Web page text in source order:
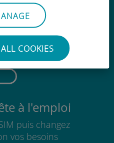
COOKIES
effort
votre carte
à l'emploi
puis changez
vos besoins